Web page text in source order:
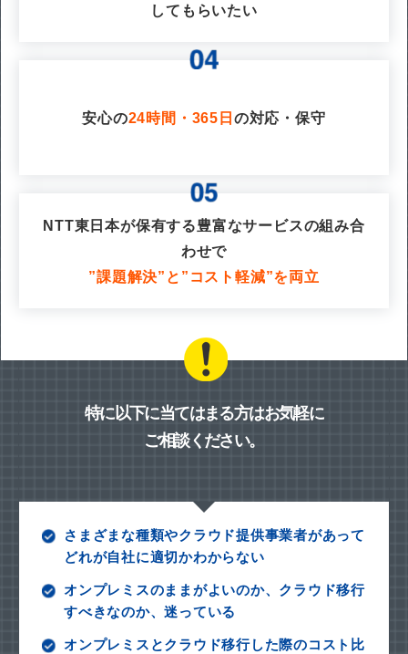
してもらいたい
安心の24時間・365日 の対応・保守
NTT東日本が保有する豊富なサービスの組み合
わせで
”課題解決”と”コスト軽減”を両立
特に以下に当てはまる方はお気軽に
ご相談ください。
さまざまな種類やクラウド提供事業者があって
どれが自社に適切かわからない
オンプレミスのままがよいのか、クラウド移行
すべきなのか、迷っている
オンプレミスとクラウド移行した際のコスト比